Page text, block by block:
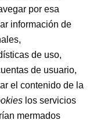
por esa
información de
de uso,
de usuario,
el contenido de la
los servicios
mermados